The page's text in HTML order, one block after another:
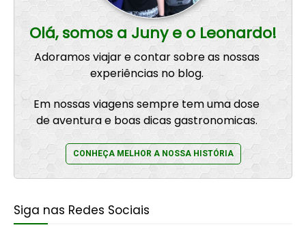
Olá, somos a Juny e o Leonardo!
Adoramos viajar e contar sobre as nossas
experiências no blog.
Em nossas viagens sempre tem uma dose
de aventura e boas dicas gastronomicas.
CONHEÇA MELHOR A NOSSA HISTÓRIA
Siga nas Redes Sociais